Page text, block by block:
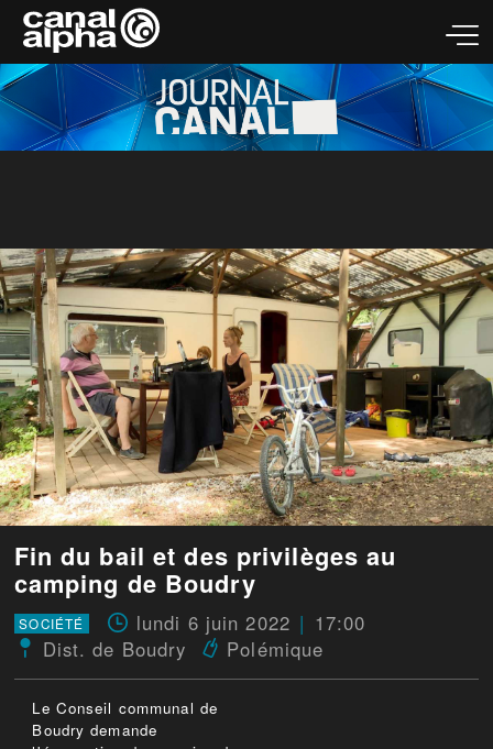
Fin du bail et des privilèges au
camping de Boudry
SOCIÉTÉ lundi 6 juin 2022
17:00
Dist. de Boudry
Polémique
Le Conseil communal de
Boudry demande